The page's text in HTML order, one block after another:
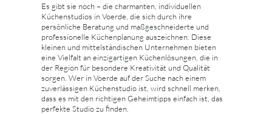
Es gibt sie noch – die charmanten, individuellen
Küchenstudios in Voerde, die sich durch ihre
persönliche Beratung und maßgeschneiderte und
professionelle Küchenplanung auszeichnen. Diese
kleinen und mittelständischen Unternehmen bieten
eine Vielfalt an einzigartigen Küchenlösungen, die in
der Region für besondere Kreativität und Qualität
sorgen. Wer in Voerde auf der Suche nach einem
zuverlässigen Küchenstudio ist, wird schnell merken,
dass es mit den richtigen Geheimtipps einfach ist, das
perfekte Studio zu finden.